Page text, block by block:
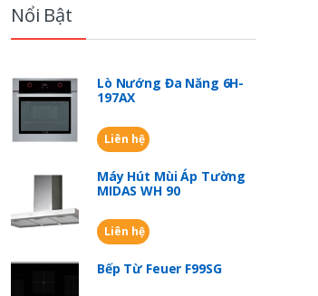
Nổi Bật
Lò Nướng Đa Năng 6H-
197AX
Liên hệ
Máy Hút Mùi Áp Tường
MIDAS WH 90
Liên hệ
Bếp Từ Feuer F99SG